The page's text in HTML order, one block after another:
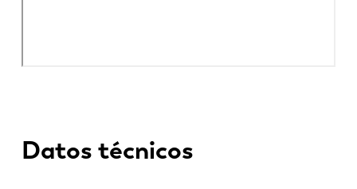
Datos técnicos